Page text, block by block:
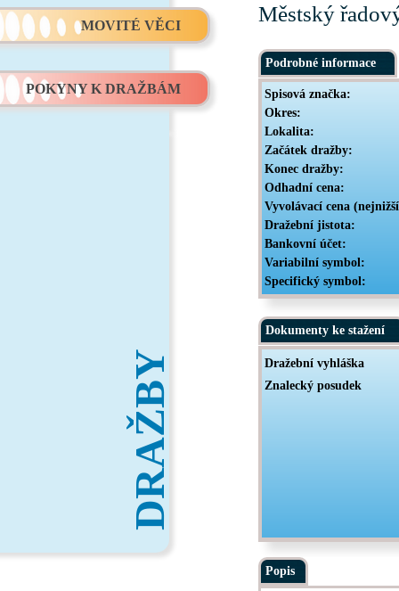
MOVITÉ VĚCI
POKYNY K DRAŽBÁM
DRAŽBY
Městský
Podrobné informace
Spisová značka:
Okres:
Lokalita:
Začátek dražby:
Konec dražby:
Odhadní cena:
Vyvolávací cena
Dražební jistota:
Bankovní účet:
Variabilní symbol:
Specifický symbol:
Dokumenty ke stažení
Dražební vyhláška
Znalecký posudek
Popis